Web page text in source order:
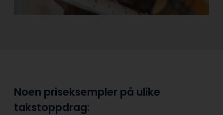
Noen priseksempler på ulike
takstoppdrag: